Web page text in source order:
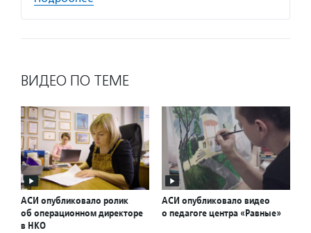
ВИДЕО ПО ТЕМЕ
АСИ опубликовало ролик
об операционном директоре
в НКО
АСИ опубликовало видео
о педагоге центра «Равные»